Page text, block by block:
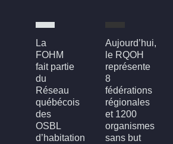
La
FOHM
fait partie
du
Réseau
québécois
des
OSBL
d’habitation
Aujourd’hui,
le RQOH
représente
8
fédérations
régionales
et 1200
organismes
sans but